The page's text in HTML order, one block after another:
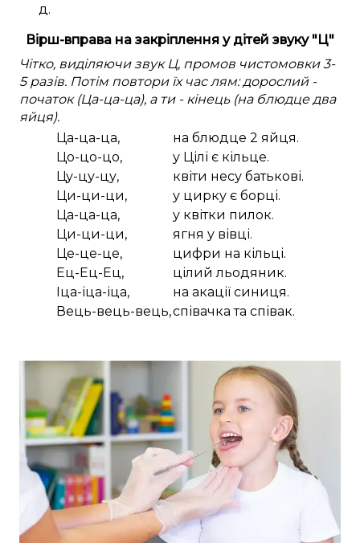
д.
Вірш-вправа на закріплення у дітей звуку "Ц"
Чітко, виділяючи звук Ц, промов чистомовки 3-
5 разів. Потім повтори їх час лям: дорослий -
початок (Ца-ца-ца), а ти - кінець (на блюдце два
яйця).
Ца-ца-ца,
на блюдце 2 яйця.
Цо-цо-цо,
у Цілі є кільце.
Цу-цу-цу,
квіти несу батькові.
Ци-ци-ци,
у цирку є борці.
Ца-ца-ца,
у квітки пилок.
Ци-ци-ци,
ягня у вівці.
Це-це-це,
цифри на кільці.
Ец-Ец-Ец,
цілий льодяник.
Іца-іца-іца,
на акації синиця.
Вець-вець-вець,співачка та співак.